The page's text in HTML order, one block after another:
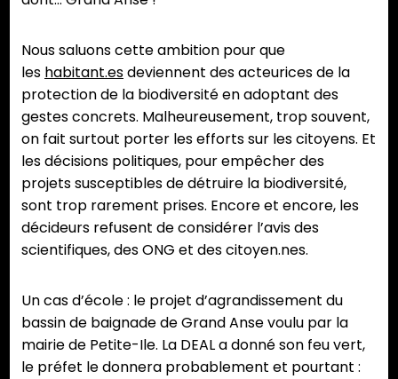
Nous saluons cette ambition pour que
les habitant.esdeviennent des acteurices de la
protection de la biodiversité en adoptant des
gestes concrets. Malheureusement, trop souvent,
on fait surtout porter les efforts sur les citoyens. Et
les décisions politiques, pour empêcher des
projets susceptibles de détruire la biodiversité,
sont trop rarement prises. Encore et encore, les
décideurs refusent de considérer l’avis des
scientifiques, des ONG et des citoyen.nes.
Un cas d’école : le projet d’agrandissement du
bassin de baignade de Grand Anse voulu par la
mairie de Petite-Ile. La DEAL a donné son feu vert,
le préfet le donnera probablement et pourtant :